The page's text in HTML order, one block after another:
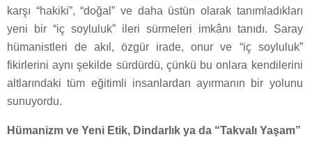
karşı “hakiki”, “doğal” ve daha üstün olarak tanımladıkları
yeni bir “iç soyluluk” ileri sürmeleri imkânı tanıdı. Saray
hümanistleri de akıl, özgür irade, onur ve “iç soyluluk”
fikirlerini aynı şekilde sürdürdü, çünkü bu onlara kendilerini
altlarındaki tüm eğitimli insanlardan ayırmanın bir yolunu
sunuyordu.
Hümanizm ve Yeni Etik, Dindarlık ya da “Takvalı Yaşam”